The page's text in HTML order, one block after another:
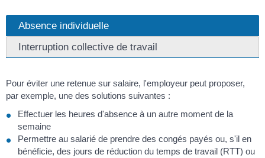
Absence individuelle
Interruption collective de travail
Pour éviter une retenue sur salaire, l'employeur peut proposer,
par exemple, une des solutions suivantes :
Effectuer les heures d'absence à un autre moment de la
semaine
Permettre au salarié de prendre des congés payés ou, s'il en
bénéficie, des jours de réduction du temps de travail (RTT) ou